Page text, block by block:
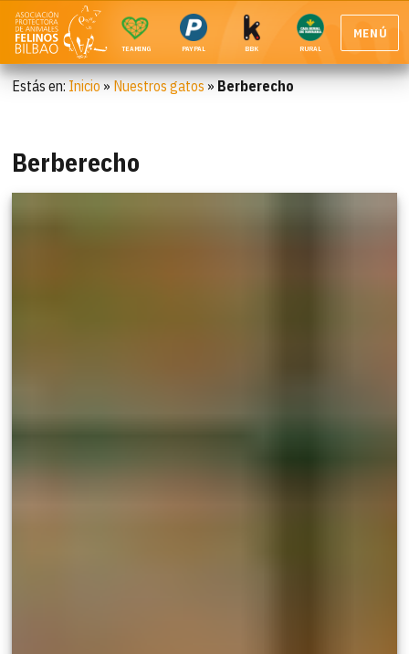
TEAMING PAYPAL BBK RURAL
MENÚ
Estás en: Inicio » Nuestros gatos » Berberecho
Berberecho